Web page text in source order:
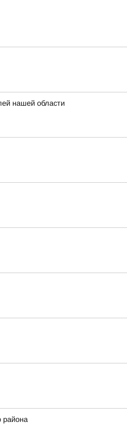
нашей области
района